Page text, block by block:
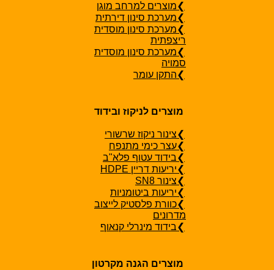
❯מוצרים למרחב מוגן
❯מערכת סינון דירתית
❯מערכת סינון מוסדית
ריצפתית
❯מערכת סינון מוסדית
סמויה
❯התקן עומר
מוצרים לניקוז ובידוד
❯צינור ניקוז שרשורי
❯עצר כימי מתנפח
❯בידוד עטוף פלא"ב
❯יריעות דריין HDPE
❯צינור SN8
❯יריעות ביטומניות
❯כוורת פלסטיק לייצוב
מדרונים
❯בידוד מינרלי קנאוף
מוצרים הגנה מקרטון